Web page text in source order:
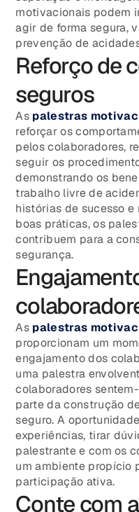
motivacionais podem
agir de forma segura,
prevenção de
Reforço de
seguros
As palestras
reforçar os
pelos colaboradores,
seguir os
demonstrando os
trabalho livre de
histórias de sucesso
boas práticas, os
contribuem para a
segurança.
As palestras
proporcionam um
engajamento dos
uma palestra
colaboradores
parte da construção
seguro. A
experiências, tirar
palestrante e com os
um ambiente propício
participação ativa.
Conte com